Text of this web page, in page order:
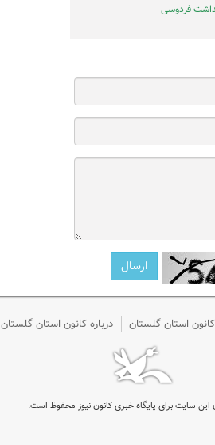
فردوسی
استان گلستان درباره کانون استان گلستان
سایت برای پایگاه خبری کانون نیوز محفوظ است.